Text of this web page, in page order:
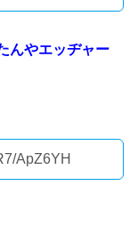
んやエッヂャー
ApZ6YH